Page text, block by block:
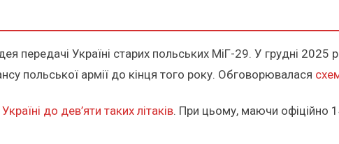
передачі Україні старих польських МіГ-29. У грудні
польської армії до кінця того року. Обговорювалася
до дев’яти таких літаків. При цьому, маючи офіційно